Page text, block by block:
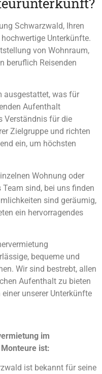
Schwarzwald, Ihren
Unterkünfte.
von Wohnraum,
beruflich Reisenden
ausgestattet, was für
Aufenthalt
Verständnis für die
Zielgruppe und richten
ein, um höchsten
Wohnung oder
sind, bei uns finden
sind geräumig,
ein hervorragendes
bequeme und
Wir sind bestrebt, allen
Aufenthalt zu bieten
unserer Unterkünfte
im
ist:
ist bekannt für seine